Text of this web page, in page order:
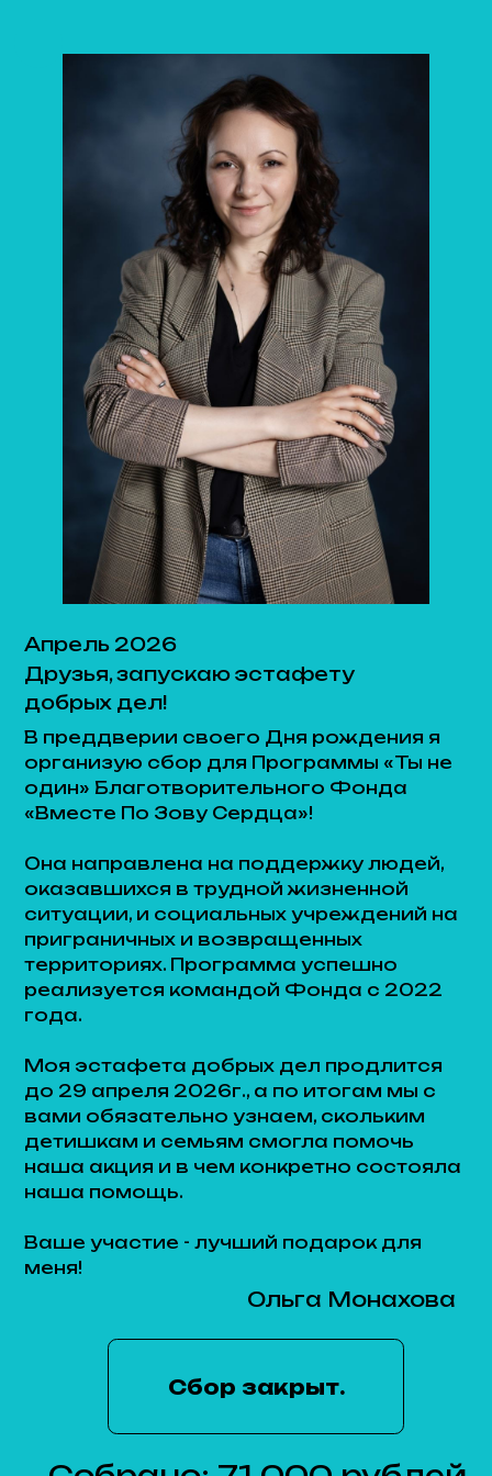
Апрель 2026
Друзья, запускаю эстафету
добрых дел!
В преддверии своего Дня рождения я
организую сбор для Программы «Ты не
один» Благотворительного Фонда
«Вместе По Зову Сердца»!
оказавшихся в трудной жизненной
ситуации, и социальных учреждений на
приграничных и возвращенных
территориях. Программа успешно
реализуется командой Фонда с 2022
Моя эстафета добрых дел продлится
до 29 апреля 2026г., а по итогам мы с
вами обязательно узнаем, скольким
детишкам и семьям смогла помочь
Ваше участие - лучший подарок для
Собрано: 71 000 рублей
Сбор закрыт.
Ольга Монахова
Я благодарю всех, кто принял
участие.
Собранные средства
направлены на поддержку
сельских детских садов.
Подробнее ......